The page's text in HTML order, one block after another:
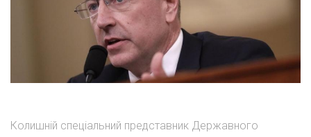
Колишній спеціальний представник Державного